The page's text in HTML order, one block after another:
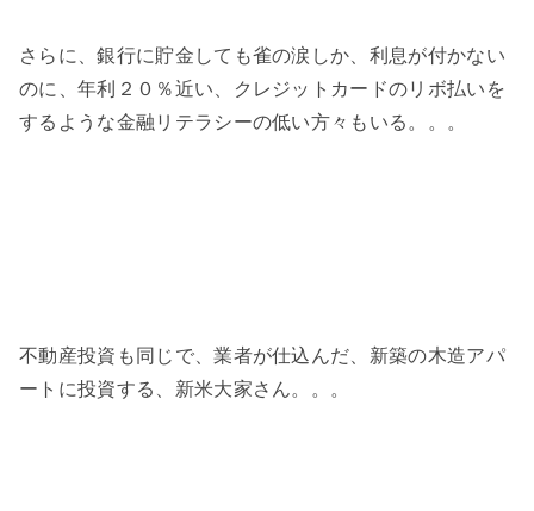
さらに、銀行に貯金しても雀の涙しか、利息が付かない
のに、年利２０％近い、クレジットカードのリボ払いを
するような金融リテラシーの低い方々もいる。。。
不動産投資も同じで、業者が仕込んだ、新築の木造アパ
ートに投資する、新米大家さん。。。